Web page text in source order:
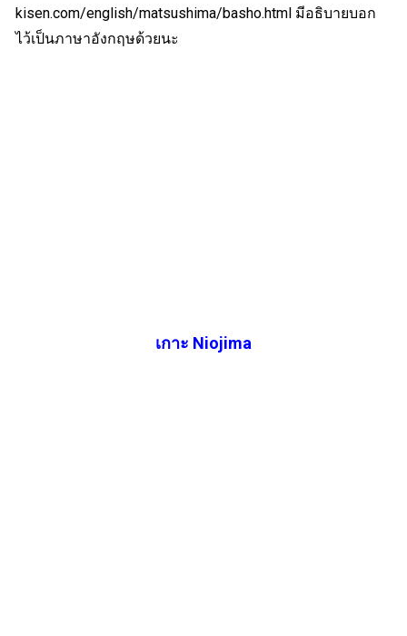
kisen.com/english/matsushima/basho.html มีอธิบายบอก
ไว้เป็นภาษาอังกฤษด้วยนะ
เกาะ Niojima